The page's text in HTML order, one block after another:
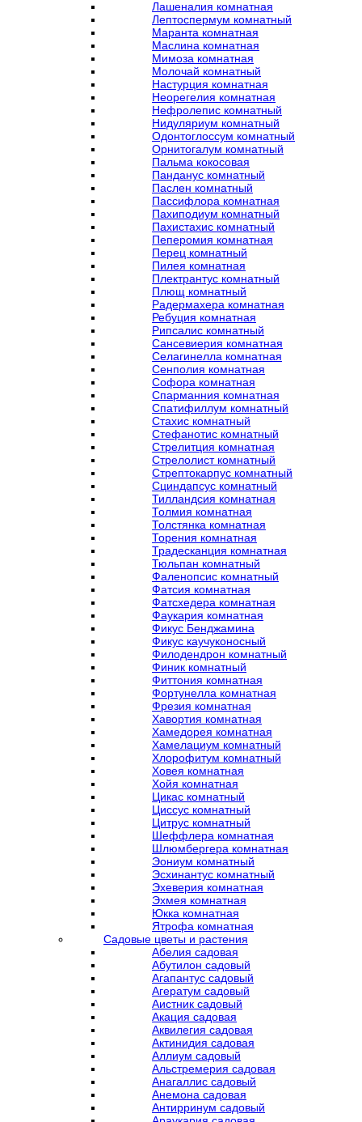
Лашеналия комнатная
Лептоспермум комнатный
Маранта комнатная
Маслина комнатная
Мимоза комнатная
Молочай комнатный
Настурция комнатная
Неорегелия комнатная
Нефролепис комнатный
Нидуляриум комнатный
Одонтоглоссум комнатный
Орнитогалум комнатный
Пальма кокосовая
Панданус комнатный
Паслен комнатный
Пассифлора комнатная
Пахиподиум комнатный
Пахистахис комнатный
Пеперомия комнатная
Перец комнатный
Пилея комнатная
Плектрантус комнатный
Плющ комнатный
Радермахера комнатная
Ребуция комнатная
Рипсалис комнатный
Сансевиерия комнатная
Селагинелла комнатная
Сенполия комнатная
Софора комнатная
Спарманния комнатная
Спатифиллум комнатный
Стахис комнатный
Стефанотис комнатный
Стрелитция комнатная
Стрелолист комнатный
Стрептокарпус комнатный
Сциндапсус комнатный
Тилландсия комнатная
Толмия комнатная
Толстянка комнатная
Торения комнатная
Традесканция комнатная
Тюльпан комнатный
Фаленопсис комнатный
Фатсия комнатная
Фатсхедера комнатная
Фаукария комнатная
Фикус Бенджамина
Фикус каучуконосный
Филодендрон комнатный
Финик комнатный
Фиттония комнатная
Фортунелла комнатная
Фрезия комнатная
Хавортия комнатная
Хамедорея комнатная
Хамелациум комнатный
Хлорофитум комнатный
Ховея комнатная
Хойя комнатная
Цикас комнатный
Циссус комнатный
Цитрус комнатный
Шеффлера комнатная
Шлюмбергера комнатная
Эониум комнатный
Эсхинантус комнатный
Эхеверия комнатная
Эхмея комнатная
Юкка комнатная
Ятрофа комнатная
Садовые цветы и растения
Абелия садовая
Абутилон садовый
Агапантус садовый
Агератум садовый
Аистник садовый
Акация садовая
Аквилегия садовая
Актинидия садовая
Аллиум садовый
Альстремерия садовая
Анагаллис садовый
Анемона садовая
Антирринум садовый